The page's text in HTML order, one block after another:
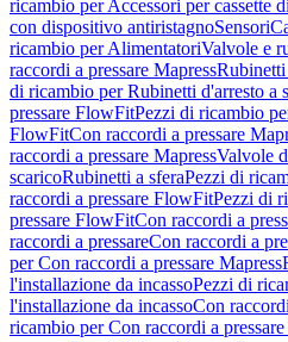
ricambio per Accessori per cassette
con dispositivo antiristagnoSensori
ricambio per AlimentatoriValvole e
raccordi a pressare MapressRubinetti
di ricambio per Rubinetti d'arresto a
pressare FlowFitPezzi di ricambio
FlowFitCon raccordi a pressare
raccordi a pressare MapressValvole
scaricoRubinetti a sferaPezzi di
raccordi a pressare FlowFitPezzi di
pressare FlowFitCon raccordi a
raccordi a pressareCon raccordi a
per Con raccordi a pressare Mapress
l'installazione da incassoPezzi di
l'installazione da incassoCon
ricambio per Con raccordi a